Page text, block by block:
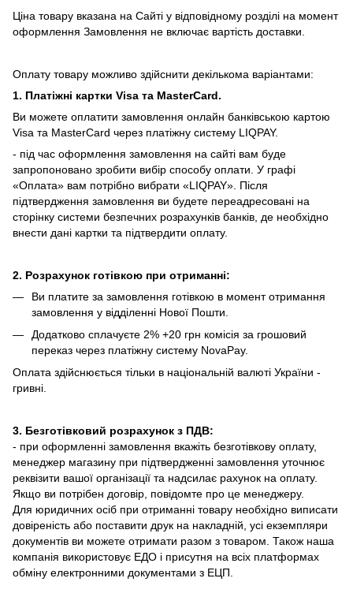
Ціна товару вказана на Сайті у відповідному розділі на момент
оформлення Замовлення не включає вартість доставки.
Оплату товару можливо здійснити декількома варіантами:
1. Платіжні картки Visa та MasterCard.
Ви можете оплатити замовлення онлайн банківською картою
Visa та MasterCard через платіжну систему LIQPAY.
- під час оформлення замовлення на сайті вам буде
запропоновано зробити вибір способу оплати. У графі
«Оплата» вам потрібно вибрати «LIQPAY». Після
підтвердження замовлення ви будете переадресовані на
сторінку системи безпечних розрахунків банків, де необхідно
внести дані картки та підтвердити оплату.
2. Розрахунок готівкою при отриманні:
Ви платите за замовлення готівкою в момент отримання
замовлення у відділенні Нової Пошти.
Додатково сплачуєте 2% +20 грн комісія за грошовий
переказ через платіжну систему NovaPay.
Оплата здійснюється тільки в національній валюті України -
гривні.
3. Безготівковий розрахунок з ПДВ:
- при оформленні замовлення вкажіть безготівкову оплату,
менеджер магазину при підтвердженні замовлення уточнює
реквізити вашої організації та надсилає рахунок на оплату.
Якщо ви потрібен договір, повідомте про це менеджеру.
Для юридичних осіб при отриманні товару необхідно виписати
довіреність або поставити друк на накладній, усі екземпляри
документів ви можете отримати разом з товаром. Також наша
компанія використовує ЕДО і присутня на всіх платформах
обміну електронними документами з ЕЦП.